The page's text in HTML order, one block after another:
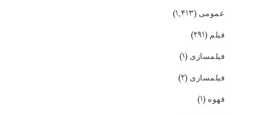
عمومی (۱,۴۱۳)
فیلم (۲۹۱)
فیلمسازی (۱)
فیلمسازی (۲)
قهوه (۱)